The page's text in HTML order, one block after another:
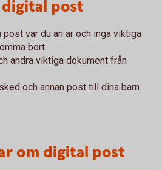
post
var du än är och inga viktiga
bort
andra viktiga dokument från
och annan post till dina barn
om digital post